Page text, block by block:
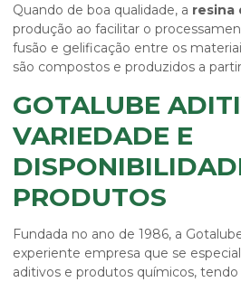
Quando de boa qualidade, a resina
produção ao facilitar o
fusão e gelificação entre os
são compostos e produzidos a
GOTALUBE
VARIEDADE E
PRODUTOS
Fundada no ano de 1986, a
experiente empresa que se
aditivos e produtos químicos,